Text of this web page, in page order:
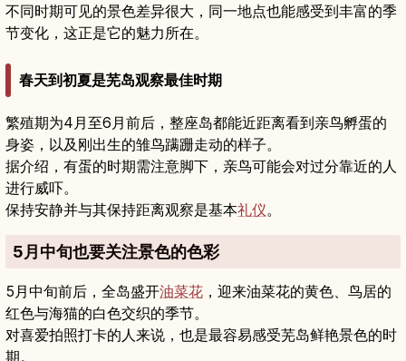
不同时期可见的景色差异很大，同一地点也能感受到丰富的季
节变化，这正是它的魅力所在。
春天到初夏是芜岛观察最佳时期
繁殖期为4月至6月前后，整座岛都能近距离看到亲鸟孵蛋的
身姿，以及刚出生的雏鸟蹒跚走动的样子。
据介绍，有蛋的时期需注意脚下，亲鸟可能会对过分靠近的人
进行威吓。
保持安静并与其保持距离观察是基本礼仪。
5月中旬也要关注景色的色彩
5月中旬前后，全岛盛开油菜花 ，迎来油菜花的黄色、鸟居的
红色与海猫的白色交织的季节。
对喜爱拍照打卡的人来说，也是最容易感受芜岛鲜艳景色的时
期。